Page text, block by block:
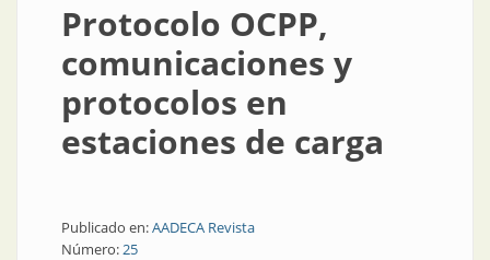
Protocolo OCPP,
comunicaciones y
protocolos en
estaciones de carga
Publicado en:AADECA Revista
Número:25